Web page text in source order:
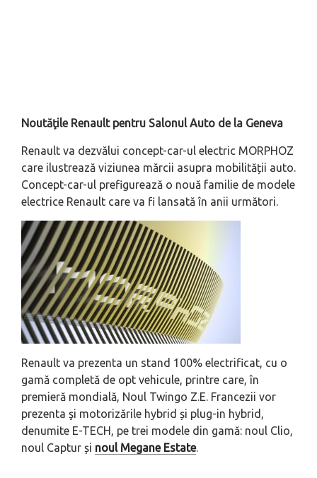
Noutăţile Renault pentru Salonul Auto de la Geneva
Renault va dezvălui concept-car-ul electric MORPHOZ
care ilustrează viziunea mărcii asupra mobilității auto.
Concept-car-ul prefigurează o nouă familie de modele
electrice Renault care va fi lansată în anii următori.
Renault va prezenta un stand 100% electrificat, cu o
gamă completă de opt vehicule, printre care, în
premieră mondială, Noul Twingo Z.E. Francezii vor
prezenta şi motorizările hybrid și plug-in hybrid,
denumite E-TECH, pe trei modele din gamă: noul Clio,
noul Captur și noul Megane Estate.